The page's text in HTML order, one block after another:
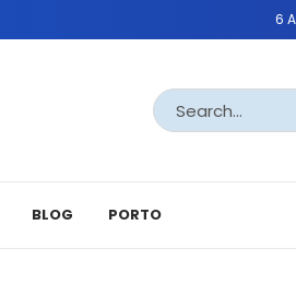
6
BLOG PORTO